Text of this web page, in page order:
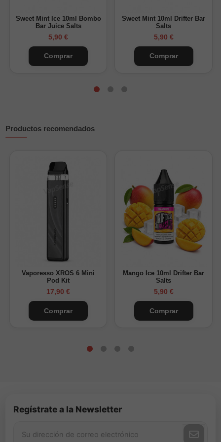
Sweet Mint Ice 10ml Bombo
Bar Juice Salts
5,90 €
Comprar
Sweet Mint 10ml Drifter Bar
Salts
5,90 €
Comprar
Productos recomendados
Vaporesso XROS 6 Mini
Pod Kit
17,90 €
Comprar
Mango Ice 10ml Drifter Bar
Salts
5,90 €
Comprar
Regístrate a la Newsletter